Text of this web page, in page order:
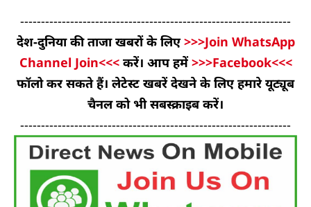
-----------------------------------------------------------------
देश-दुनिया की ताजा खबरों के लिए>>>Join WhatsApp
Channel Join<<< करें। आप हमें>>>Facebook<<<
फॉलो कर सकते हैं। लेटेस्ट खबरें देखने के लिए हमारे यूट्यूब
चैनल को भी सबस्क्राइब करें।
-----------------------------------------------------------------